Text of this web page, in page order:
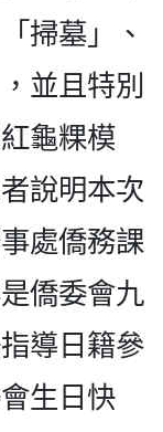
掃墓」、
並且特別
龜粿模
說明本次
處僑務課
僑委會九
導日籍參
生日快